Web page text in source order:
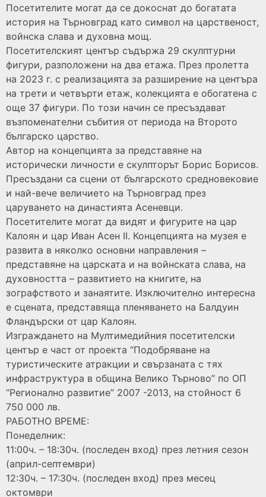
Посетителите могат да се докоснат до богатата
история на Търновград като символ на царственост,
войнска слава и духовна мощ.
Посетителският център съдържа 29 скулптурни
фигури, разположени на два етажа. През пролетта
на 2023 г. с реализацията за разширение на центъра
на трети и четвърти етаж, колекцията е обогатена с
още 37 фигури. По този начин се пресъздават
възпоменателни събития от периода на Второто
българско царство.
Автор на концепцията за представяне на
исторически личности е скулптoрът Борис Борисов.
Пресъздани са сцени от българското средновековие
и най-вече величието на Търновград през
царуването на династията Асеневци.
Посетителите могат да видят и фигурите на цар
Калоян и цар Иван Асен II. Концепцията на музея е
развита в няколко основни направления –
представяне на царската и на войнската слава, на
духовността – развитието на книгите, на
зографството и занаятите. Изключително интересна
е сцената, представяща пленяването на Балдуин
Фландърски от цар Калоян.
Изграждането на Мултимедийния посетителски
център е част от проекта “Подобряване на
туристическите атракции и свързаната с тях
инфраструктура в община Велико Търново” по ОП
“Регионално развитие” 2007 -2013, на стойност 6
750 000 лв.
РАБОТНО ВРЕМЕ:
Понеделник:
11:00ч. – 18:30ч. (последен вход) през летния сезон
(април-септември)
12:30ч. – 17:30ч. (последен вход) през месец
октомври